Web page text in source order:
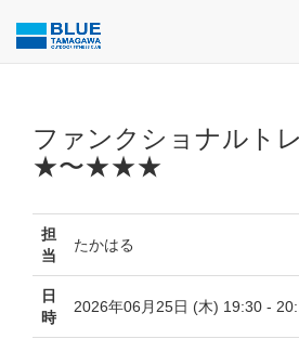
ファンクショナルト
★〜★★★
担
当
たかはる
日
時
2026年06月25日 (木) 19:30 -